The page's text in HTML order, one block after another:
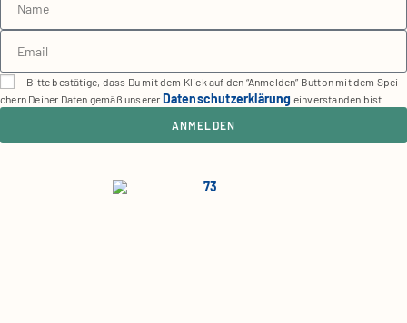
Bit­te bestä­ti­ge, dass Du mit dem Klick auf den “Anmel­den” But­ton mit dem Spei­
chern Dei­ner Daten gemäß unse­rer Daten­schutz­er­klä­rung ein­ver­stan­den bist.
ANMELDEN